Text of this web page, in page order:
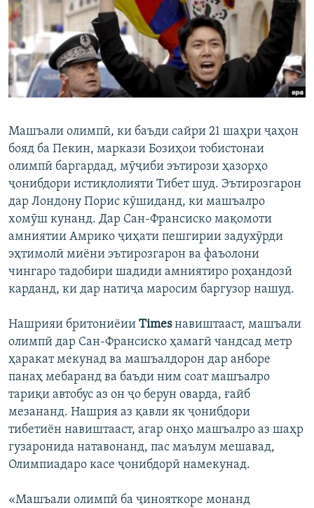
ГУЗОРИШҲОИ РАДИОӢ
Русский
ПАЙГИРӢ КУНЕД
Ҳамаи сомонаҳои RFE/RL
Машъали олимпӣ, ки баъди сайри 21 шаҳри ҷаҳон
бояд ба Пекин, маркази Бозиҳои тобистонаи
олимпӣ баргардад, мӯҷиби эътирози ҳазорҳо
ҷонибдори истиқлолияти Тибет шуд. Эътирозгарон
дар Лондону Порис кӯшиданд, ки машъалро
хомӯш кунанд. Дар Сан-Франсиско мақомоти
амниятии Амрико ҷиҳати пешгирии задухӯрди
эҳтимолӣ миёни эътирозгарон ва фаъолони
чингаро тадобири шадиди амниятиро роҳандозӣ
карданд, ки дар натиҷа маросим баргузор нашуд.
Нашрияи бритониёии Timesнавиштааст, машъали
олимпӣ дар Сан-Франсиско ҳамагӣ чандсад метр
ҳаракат мекунад ва машъалдорон дар анборе
панаҳ мебаранд ва баъди ним соат машъалро
тариқи автобус аз он ҷо берун оварда, ғайб
мезананд. Нашрия аз қавли як ҷонибдори
тибетиён навиштааст, агар онҳо машъалро аз шаҳр
гузаронида натавонанд, пас маълум мешавад,
Олимпиадаро касе ҷонибдорӣ намекунад.
«Машъали олимпӣ ба ҷинояткоре монанд